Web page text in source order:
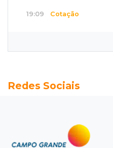
19:09 Cotação
Taxa de homicídios cai
Localização
Prefeitura prevê R$
Redes Sociais